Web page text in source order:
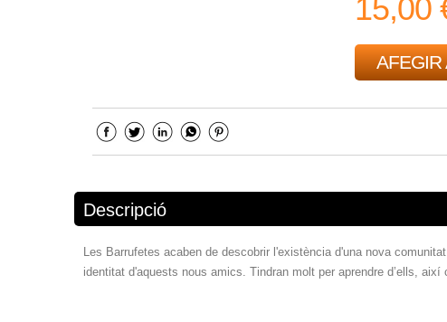
15,00
AFEGIR
Descripció
Les Barrufetes acaben de descobrir l'existència d'una nova
identitat d'aquests nous amics. Tindran molt per aprendre d’ells,